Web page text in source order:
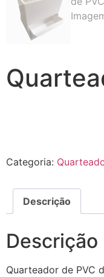
Categoria:
Descrição
Descrição
Quarteador de PVC